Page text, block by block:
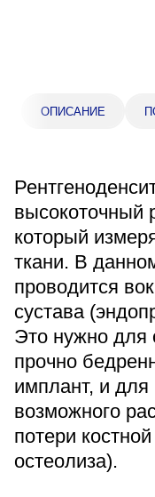
Центр
Понедельник —
Суббота
Регистратура
+7 (4742) 55-
Санаторий-
«Парус»
Адрес
399000, г. Липецк,
Ленинский
Понедельник —
08:00–16:45
перерыв
ОПИСАНИЕ
высокоточный
который
ткани. В
проводится
сустава
Это нужно для
прочно
имплант, и для
возможного
потери
остеолиза).